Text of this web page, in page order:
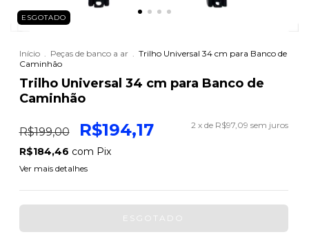
ESGOTADO
Início . Peças de banco a ar . Trilho Universal 34 cm para Banco de
Caminhão
Trilho Universal 34 cm para Banco de
Caminhão
R$199,00 R$194,17 2 x de R$97,09 sem juros
R$184,46 com Pix
Ver mais detalhes